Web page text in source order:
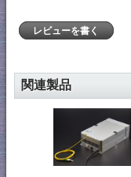
レビューを書く
関連製品